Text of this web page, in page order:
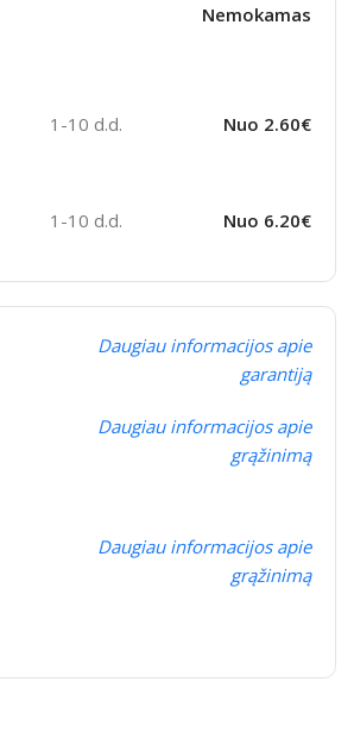
Nemokamas
1-10 d.d. Nuo 2.60€
1-10 d.d. Nuo 6.20€
Daugiau informacijos apie
garantiją
Daugiau informacijos apie
grąžinimą
Daugiau informacijos apie
grąžinimą